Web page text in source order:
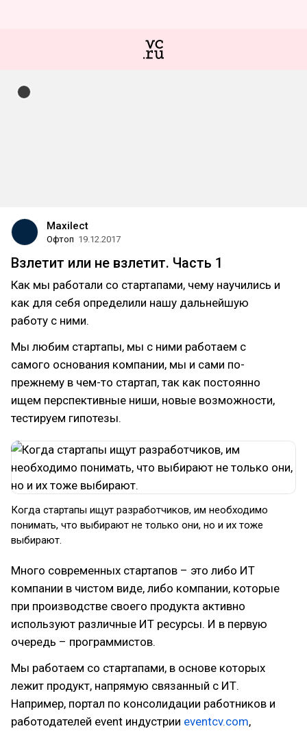
Maxilect
Офтоп 19.12.2017
Взлетит или не взлетит. Часть 1
Как мы работали со стартапами, чему научились и
как для себя определили нашу дальнейшую
работу с ними.
Мы любим стартапы, мы с ними работаем с
самого основания компании, мы и сами по-
прежнему в чем-то стартап, так как постоянно
ищем перспективные ниши, новые возможности,
тестируем гипотезы.
Когда стартапы ищут разработчиков, им необходимо
понимать, что выбирают не только они, но и их тоже
выбирают.
Много современных стартапов – это либо ИТ
компании в чистом виде, либо компании, которые
при производстве своего продукта активно
используют различные ИТ ресурсы. И в первую
очередь – программистов.
Мы работаем со стартапами, в основе которых
лежит продукт, напрямую связанный с ИТ.
Например, портал по консолидации работников и
работодателей event индустрии eventcv.com,